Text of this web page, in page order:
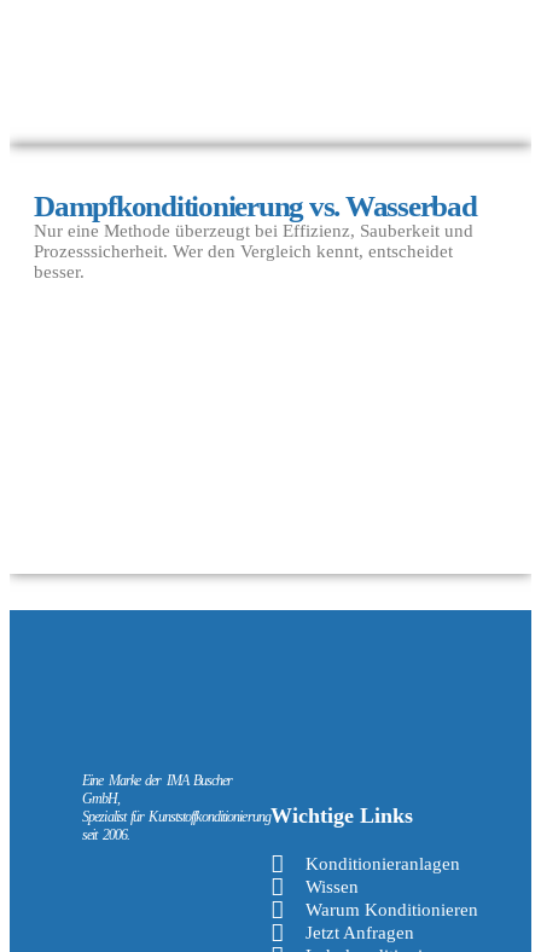
Dampfkonditionierung vs. Wasserbad
Nur eine Methode überzeugt bei Effizienz, Sauberkeit und
Prozesssicherheit. Wer den Vergleich kennt, entscheidet
besser.
Eine Marke der IMA Buscher
GmbH,
Spezialist für Kunststoffkonditionierung
seit 2006.
Wichtige Links
Konditionieranlagen
Wissen
Warum Konditionieren
Jetzt Anfragen